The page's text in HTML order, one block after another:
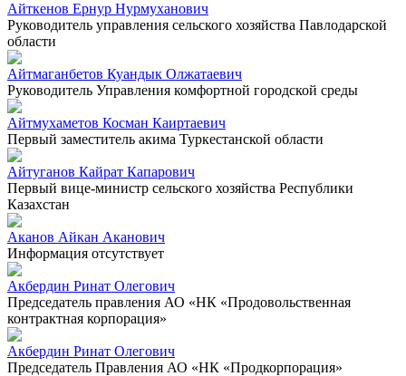
Айткенов Ернур Нурмуханович
Руководитель управления сельского хозяйства Павлодарской
области
Айтмаганбетов Куандык Олжатаевич
Руководитель Управления комфортной городской среды
Айтмухаметов Косман Каиртаевич
Первый заместитель акима Туркестанской области
Айтуганов Кайрат Капарович
Первый вице-министр сельского хозяйства Республики
Казахстан
Аканов Айкан Аканович
Информация отсутствует
Акбердин Ринат Олегович
Председатель правления АО «НК «Продовольственная
контрактная корпорация»
Акбердин Ринат Олегович
Председатель Правления АО «НК «Продкорпорация»